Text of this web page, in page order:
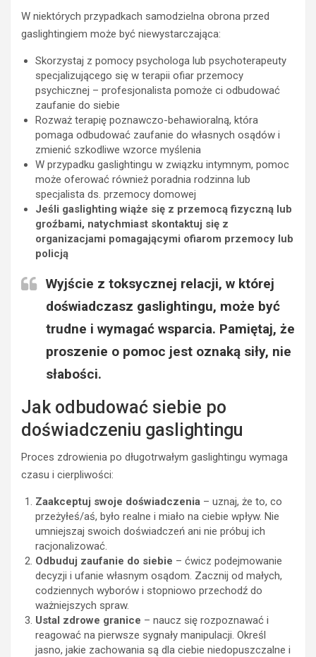
W niektórych przypadkach samodzielna obrona przed
gaslightingiem może być niewystarczająca:
Skorzystaj z pomocy psychologa lub psychoterapeuty
specjalizującego się w terapii ofiar przemocy
psychicznej – profesjonalista pomoże ci odbudować
zaufanie do siebie
Rozważ terapię poznawczo-behawioralną, która
pomaga odbudować zaufanie do własnych osądów i
zmienić szkodliwe wzorce myślenia
W przypadku gaslightingu w związku intymnym, pomoc
może oferować również poradnia rodzinna lub
specjalista ds. przemocy domowej
Jeśli gaslighting wiąże się z przemocą fizyczną lub
groźbami, natychmiast skontaktuj się z
organizacjami pomagającymi ofiarom przemocy lub
policją
Wyjście z toksycznej relacji, w której
doświadczasz gaslightingu, może być
trudne i wymagać wsparcia. Pamiętaj, że
proszenie o pomoc jest oznaką siły, nie
słabości.
Jak odbudować siebie po
doświadczeniu gaslightingu
Proces zdrowienia po długotrwałym gaslightingu wymaga
czasu i cierpliwości:
Zaakceptuj swoje doświadczenia – uznaj, że to, co
przeżyłeś/aś, było realne i miało na ciebie wpływ. Nie
umniejszaj swoich doświadczeń ani nie próbuj ich
racjonalizować.
Odbuduj zaufanie do siebie – ćwicz podejmowanie
decyzji i ufanie własnym osądom. Zacznij od małych,
codziennych wyborów i stopniowo przechodź do
ważniejszych spraw.
Ustal zdrowe granice – naucz się rozpoznawać i
reagować na pierwsze sygnały manipulacji. Określ
jasno, jakie zachowania są dla ciebie niedopuszczalne i
POZOSTAŁE
B
o
z
wPOZOSTAŁE